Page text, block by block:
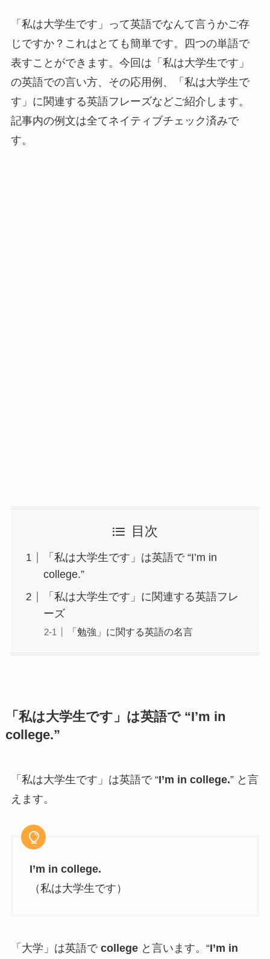
「私は大学生です」って英語でなんて言うかご存
じですか？これはとても簡単です。四つの単語で
表すことができます。今回は「私は大学生です」
の英語での言い方、その応用例、「私は大学生で
す」に関連する英語フレーズなどご紹介します。
記事内の例文は全てネイティブチェック済みで
す。
目次
「私は大学生です」は英語で “I’m in
college.”
「私は大学生です」に関連する英語フレ
ーズ
「勉強」に関する英語の名言
「私は大学生です」は英語で “I’m in
college.”
「私は大学生です」は英語で “I’m in college.” と言
えます。
I’m in college.
（私は大学生です）
「大学」は英語で college と言います。“I’m in